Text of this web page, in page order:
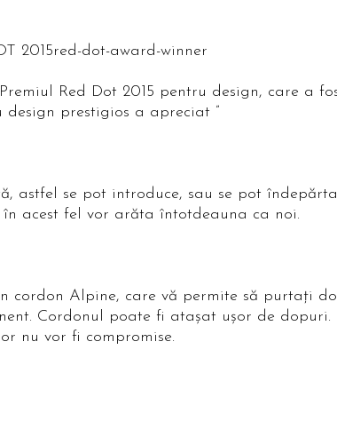
2015red-dot-award-winner
Red Dot 2015 pentru design, care a
prestigios a apreciat ”
astfel se pot introduce, sau se pot
acest fel vor arăta întotdeauna ca noi.
cordon Alpine, care vă permite să purtaţi
Cordonul poate fi ataşat uşor de dopuri.
nu vor fi compromise.